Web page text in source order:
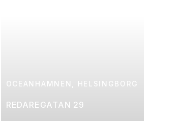
OCEANHAMNEN, HELSINGBORG
REDAREGATAN 29